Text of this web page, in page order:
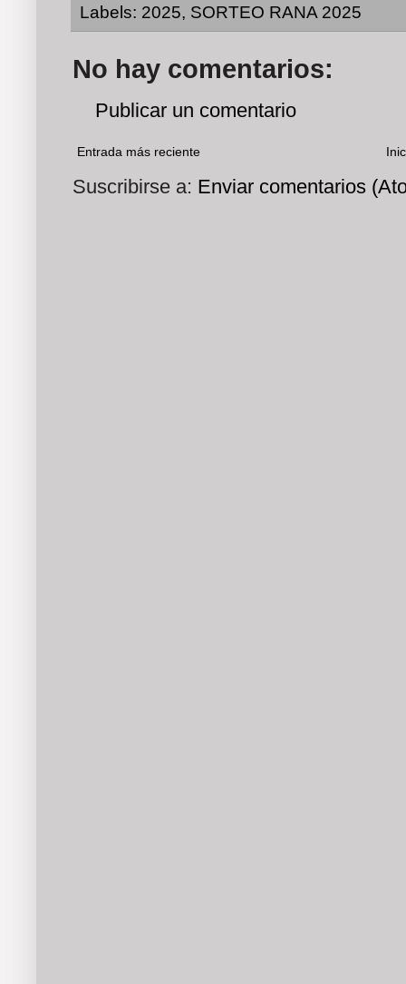
Labels: 2025, SORTEO RANA 2025
No hay comentarios:
Publicar un comentario
Entrada más reciente
Suscribirse a: Enviar comentarios